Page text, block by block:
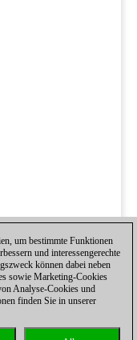
um bestimmte Funktionen
und interessengerechte
können dabei neben
sowie Marketing-Cookies
Analyse-Cookies und
finden Sie in unserer